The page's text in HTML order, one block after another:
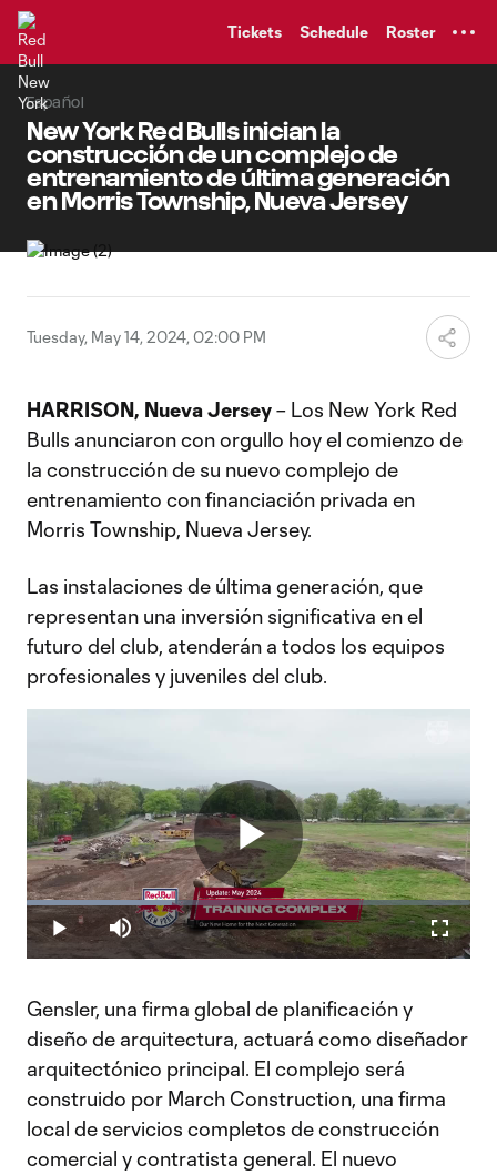
Tickets Schedule Roster
Español
New York Red Bulls inician la
construcción de un complejo de
entrenamiento de última generación
en Morris Township, Nueva Jersey
Tuesday, May 14, 2024, 02:00 PM
HARRISON, Nueva Jersey– Los New York Red
Bulls anunciaron con orgullo hoy el comienzo de
la construcción de su nuevo complejo de
entrenamiento con financiación privada en
Morris Township, Nueva Jersey.
Las instalaciones de última generación, que
representan una inversión significativa en el
futuro del club, atenderán a todos los equipos
profesionales y juveniles del club.
Play
Video
Play Mute
Loaded:
32.81%
Gensler, una firma global de planificación y
diseño de arquitectura, actuará como diseñador
arquitectónico principal. El complejo será
construido por March Construction, una firma
local de servicios completos de construcción
comercial y contratista general. El nuevo